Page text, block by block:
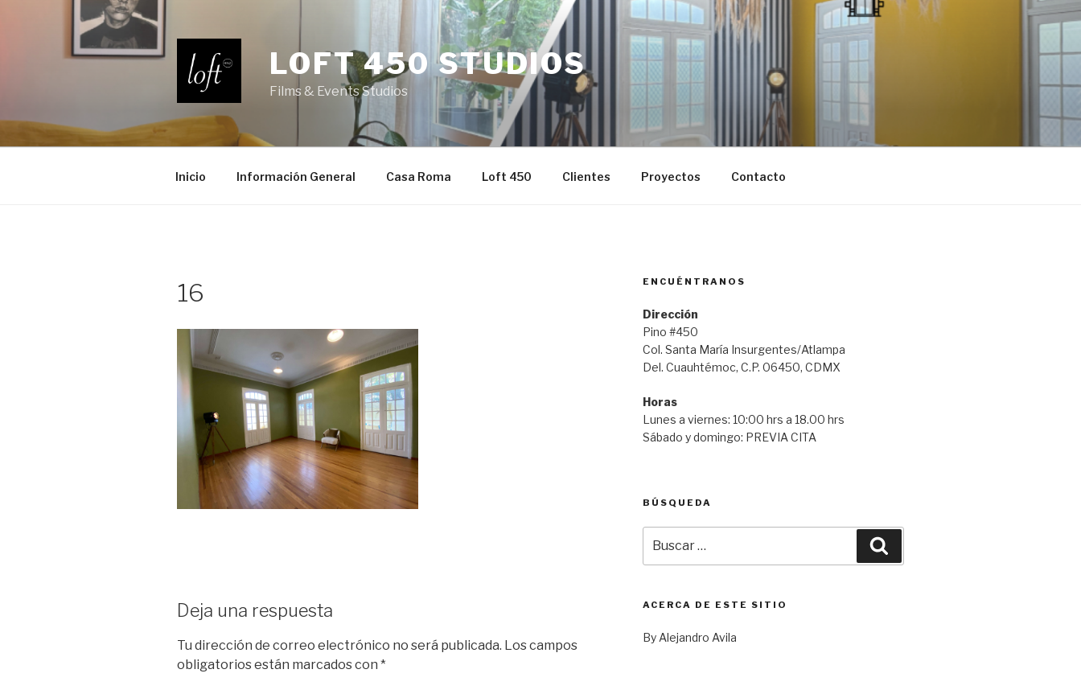
LOFT 450 STUDIOS
Films & Events Studios
Inicio Información General Casa Roma Loft 450 Clientes Proyectos Contacto
16
Deja una respuesta
Tu dirección de correo electrónico no será publicada. Los campos
obligatorios están marcados con *
ENCUÉNTRANOS
Dirección
Pino #450
Col. Santa María Insurgentes/Atlampa
Del. Cuauhtémoc, C.P. 06450, CDMX
Horas
Lunes a viernes: 10:00 hrs a 18.00 hrs
Sábado y domingo: PREVIA CITA
BÚSQUEDA
por:
ACERCA DE ESTE SITIO
By Alejandro Avila